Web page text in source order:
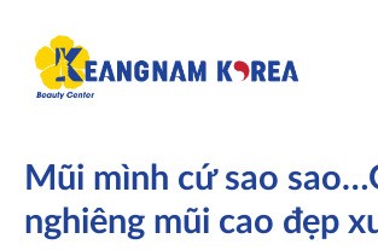
Mũi mình cứ sao
nghiêng mũi cao đẹp